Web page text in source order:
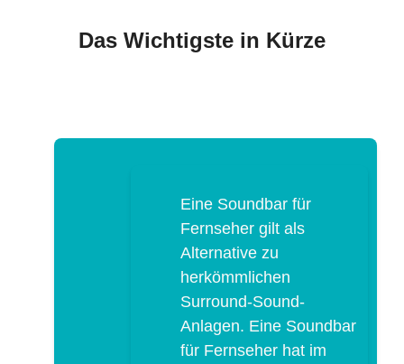
Das Wichtigste in Kürze
Eine Soundbar für
Fernseher gilt als
Alternative zu
herkömmlichen
Surround-Sound-
Anlagen. Eine Soundbar
für Fernseher hat im